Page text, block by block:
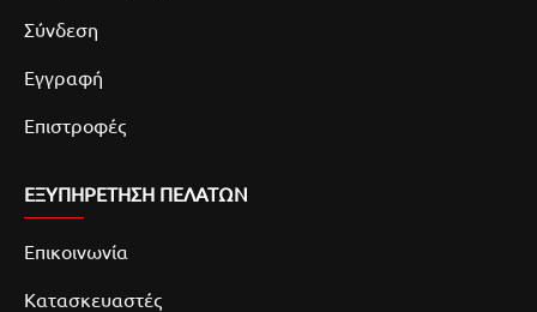
Σύνδεση
Εγγραφή
Επιστροφές
ΕΞΥΠΗΡΕΤΗΣΗ ΠΕΛΑΤΩΝ
Επικοινωνία
Κατασκευαστές